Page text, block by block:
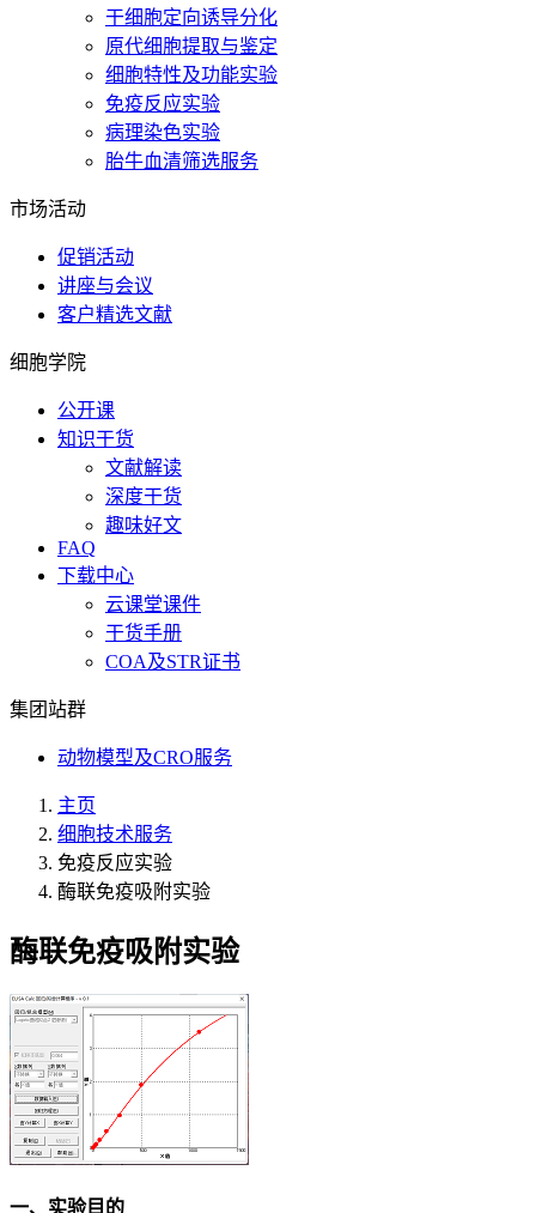
干细胞定向诱导分化
原代细胞提取与鉴定
细胞特性及功能实验
免疫反应实验
病理染色实验
胎牛血清筛选服务
市场活动
促销活动
讲座与会议
客户精选文献
细胞学院
公开课
知识干货
文献解读
深度干货
趣味好文
FAQ
下载中心
云课堂课件
干货手册
COA及STR证书
集团站群
动物模型及CRO服务
主页
细胞技术服务
免疫反应实验
酶联免疫吸附实验
酶联免疫吸附实验
一、实验目的